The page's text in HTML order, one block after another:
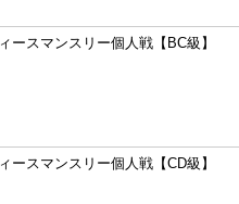
ースマンスリー個人戦【BC級】
ースマンスリー個人戦【CD級】